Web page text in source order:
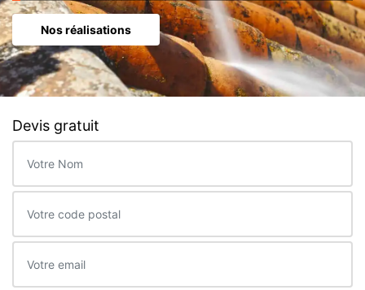
Nos réalisations
Devis gratuit